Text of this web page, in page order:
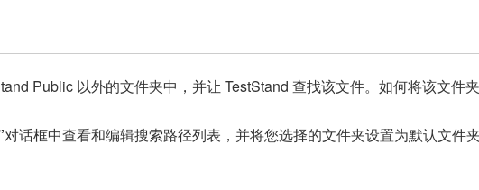
Public 以外的文件夹中，并让 TestStand 查找该文件。如何将该文件
对话框中查看和编辑搜索路径列表，并将您选择的文件夹设置为默认文件